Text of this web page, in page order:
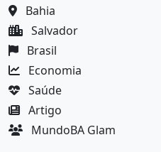
Bahia
Salvador
Brasil
Economia
Saúde
Artigo
MundoBA Glam